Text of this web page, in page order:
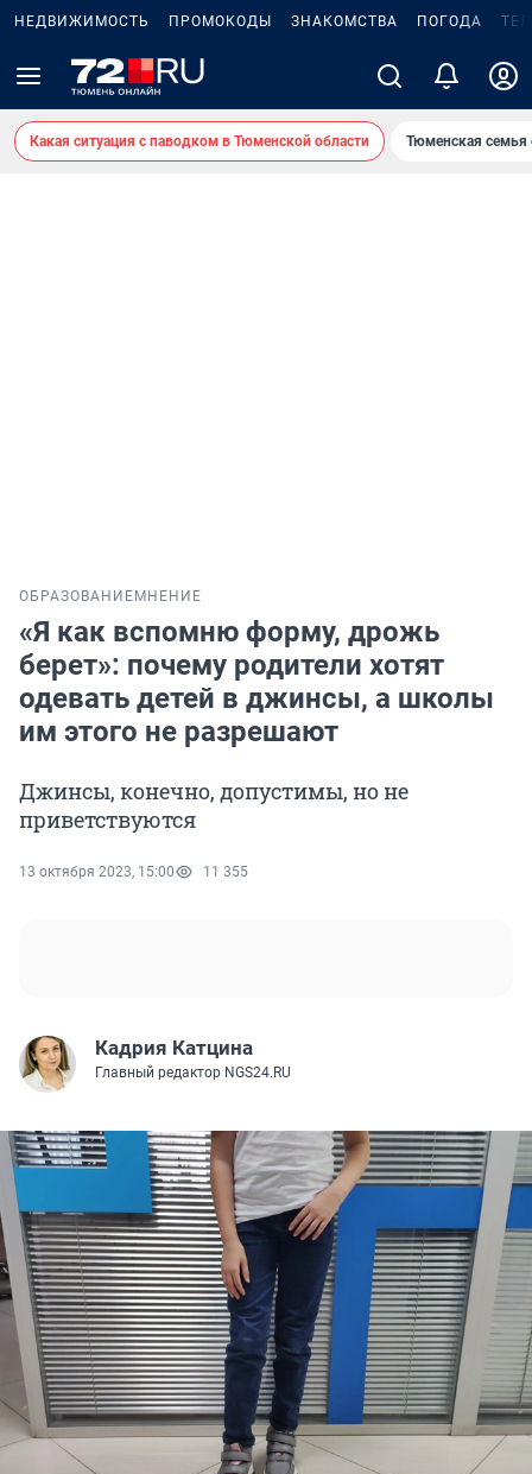
НЕДВИЖИМОСТЬ ПРОМОКОДЫ ЗНАКОМСТВА ПОГОДА
Какая ситуация с паводком в Тюменской области Тюменская семья
ОБРАЗОВАНИЕ МНЕНИЕ
«Я как вспомню форму, дрожь
берет»: почему родители хотят
одевать детей в джинсы, а школы
им этого не разрешают
Джинсы, конечно, допустимы, но не
приветствуются
13 октября 2023, 15:00 11 355
Кадрия Катцина
Главный редактор NGS24.RU